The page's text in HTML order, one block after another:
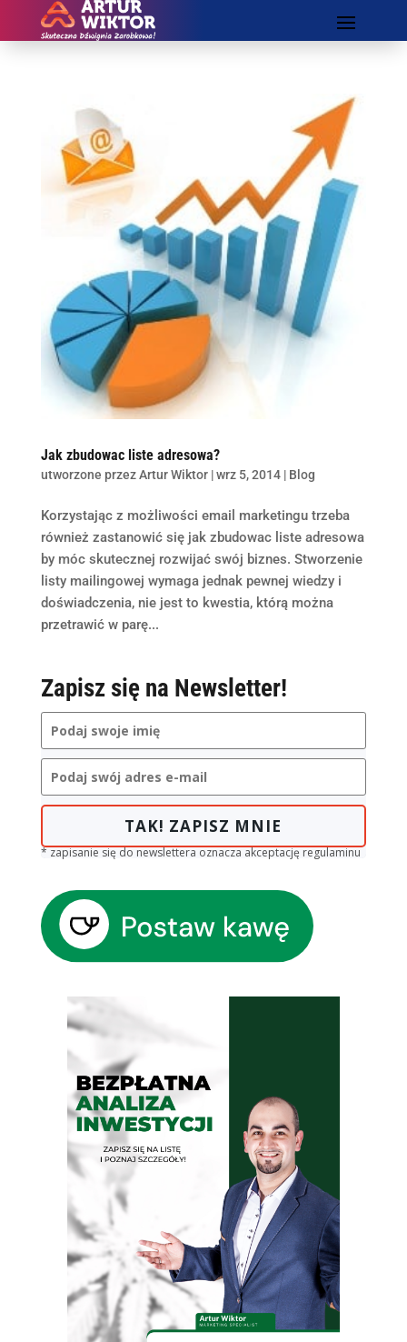
Jak zbudowac liste adresowa?
utworzone przezArtur Wiktor|wrz 5, 2014| Blog
Korzystając z możliwości email marketingu trzeba
również zastanowić się jak zbudowac liste adresowa
by móc skutecznej rozwijać swój biznes. Stworzenie
listy mailingowej wymaga jednak pewnej wiedzy i
doświadczenia, nie jest to kwestia, którą można
przetrawić w parę...
Zapisz się na Newsletter!
TAK! ZAPISZ MNIE
* zapisanie się do newslettera oznacza akceptację regulaminu